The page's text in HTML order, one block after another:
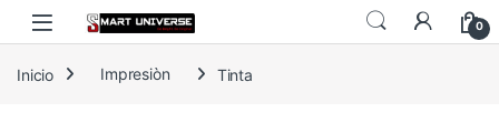
Skip to navigation
Skip to content
0
Inicio Impresiòn Tinta